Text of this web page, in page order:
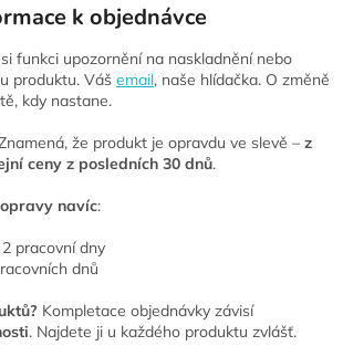
k objednávce
funkci upozornění na naskladnění nebo
produktu. Váš email, naše hlídačka. O změně
kdy nastane.
že produkt je opravdu ve slevě – z
ceny z posledních 30 dnů.
navíc:
pracovní dny
dnů
Kompletace objednávky závisí
. Najdete ji u každého produktu zvlášť.